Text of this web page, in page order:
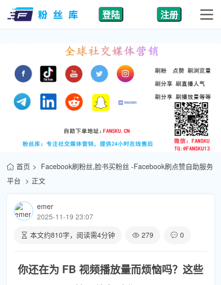
登陆 注册
首页
Facebook刷粉丝,脸书买粉丝 -Facebook刷点赞自助服务
平台
正文
emer
2025-11-19 23:07
本文约810字，阅读需4分钟 279 0
你还在为 FB 视频播放量而烦恼吗？这些